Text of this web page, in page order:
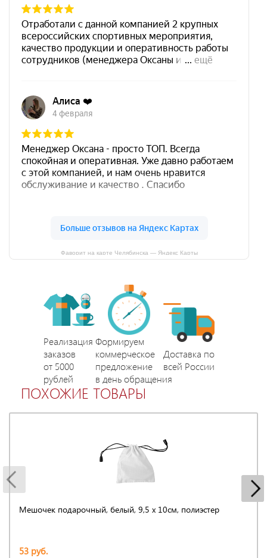
Фаворит на карте Челябинска — Яндекс Карты
Реализация
заказов
от 5000
рублей
Формируем
коммерческое
предложение
в день обращения
Доставка по
всей России
ПОХОЖИЕ ТОВАРЫ
Мешочек подарочный, белый, 9,5 х 10см, полиэстер
53 руб.